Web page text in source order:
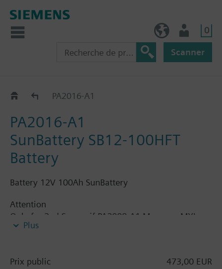
0
Scanner
BatteriesPA2016-A1
PA2016-A1
SunBattery SB12-100HFT
Battery
Battery 12V 100Ah SunBattery
Attention
Only for 2nd Source if PA2008-A1 Merawex MXL
100-12 FT Batt. not available
Plus
Prix public
473,00 EUR